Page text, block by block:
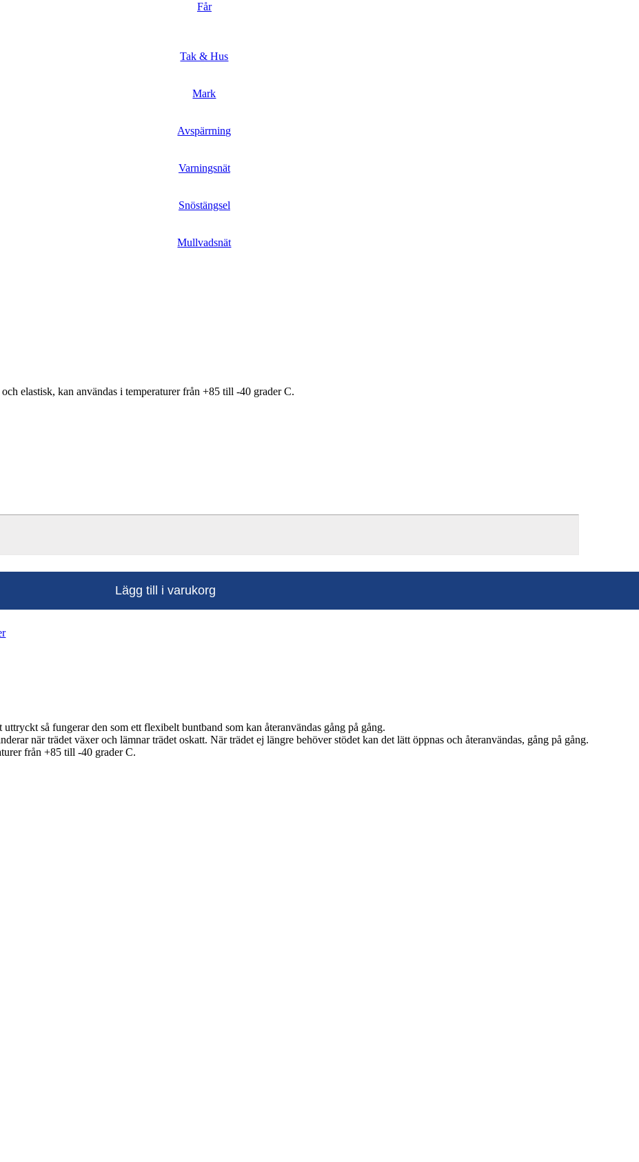
Får
Tak & Hus
Mark
Avspärrning
Varningsnät
Snöstängsel
Mullvadsnät
elastisk, kan användas i temperaturer från +85 till -40 grader C.
Lägg till i varukorg
så fungerar den som ett flexibelt buntband som kan återanvändas gång på gång.
när trädet växer och lämnar trädet oskatt. När trädet ej längre behöver stödet kan det lätt öppnas och återanvändas, gång på gång.
från +85 till -40 grader C.